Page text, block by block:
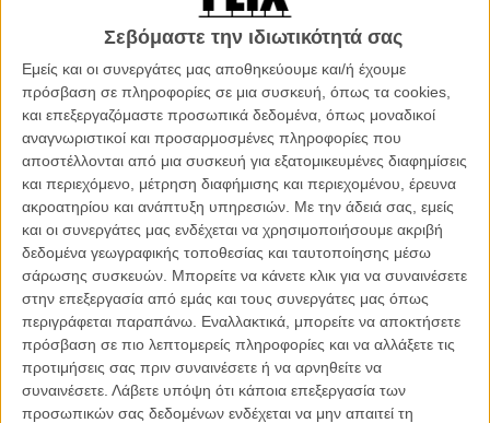
Σεβόμαστε την ιδιωτικότητά σας
Εμείς και οι συνεργάτες μας αποθηκεύουμε και/ή έχουμε
πρόσβαση σε πληροφορίες σε μια συσκευή, όπως τα cookies,
και επεξεργαζόμαστε προσωπικά δεδομένα, όπως μοναδικοί
αναγνωριστικοί και προσαρμοσμένες πληροφορίες που
αποστέλλονται από μια συσκευή για εξατομικευμένες διαφημίσεις
και περιεχόμενο, μέτρηση διαφήμισης και περιεχομένου, έρευνα
ακροατηρίου και ανάπτυξη υπηρεσιών. Με την άδειά σας, εμείς
και οι συνεργάτες μας ενδέχεται να χρησιμοποιήσουμε ακριβή
δεδομένα γεωγραφικής τοποθεσίας και ταυτοποίησης μέσω
σάρωσης συσκευών. Μπορείτε να κάνετε κλικ για να συναινέσετε
στην επεξεργασία από εμάς και τους συνεργάτες μας όπως
περιγράφεται παραπάνω. Εναλλακτικά, μπορείτε να αποκτήσετε
πρόσβαση σε πιο λεπτομερείς πληροφορίες και να αλλάξετε τις
προτιμήσεις σας πριν συναινέσετε ή να αρνηθείτε να
συναινέσετε. Λάβετε υπόψη ότι κάποια επεξεργασία των
προσωπικών σας δεδομένων ενδέχεται να μην απαιτεί τη
Οχι πολύ sapiens - η ταινία μιλά για τον homo argentum, τον
ενδιαφερθεί για την μπάλα, το χρήμα, τις γυναίκες (ναι, είναι
στρέιτ), την πόζα του, τις μεγάλες κουβέντες του και τη φούστα της
μαμάς ή της συζύγου του, πάντα διαθέσιμης για να τον
προστατεύσει.
Αυτή είναι η κεντρική ιδέα μιας ανθολογίας, με 16 μικρά κεφάλαια, 16
αυτόνομες ιστοριούλες, πάντα με πρωταγωνιστή τον Γκιγιέρμο
Φραντσέγια ( «Η Φαμίλια» «Το Κόλπο του Αιώνα»
, μεταξύ πολλών
άλλων ταινιών), ο οποίος εδώ αποδεικνύει συμπυκνωμένα αυτό
που παρουσιάζει εδώ και τρεις δεκαετίες, ότι είναι ένας
πολυμήχανος, ευμεταύλητος, ατρόμητος ηθοποιός. Αυτό, βέβαια, το
κάνει αλλάζοντας 16 ρόλους, περούκες, μούτες, στάση σώματος,
εκφράσεις, σ' ένα σερί δεξιοτεχνίας που θυμίζει από Σεφερλή ως
Ρόμπερτ Ντε Νίρο και μακάρι το σενάριο της ταινίας να ήταν αντάξιο
της επιδεξιότητάς του.